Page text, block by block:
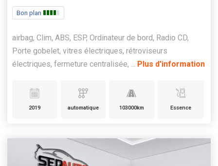
Bon plan
airbag, Clim, ABS, ESP, Ordinateur de bord, Radio CD,
Porte gobelet, vitres électriques, rétroviseurs
électriques, fermeture centralisée, ... Plus d'information
2019 automatique 103000km Essence